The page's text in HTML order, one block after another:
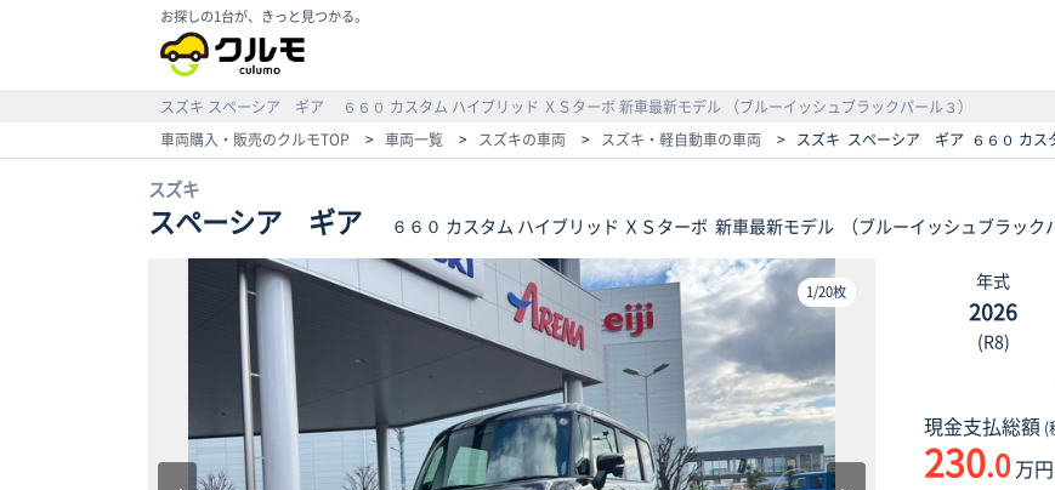
お探しの1台が、きっと見つかる。
スズキ スペーシア ギア ６６０ カスタム ハイブリッド ＸＳターボ 新車最新モデル （ブルーイッシュブラックパール３）
車両購入・販売のクルモTOP
> 車両一覧 > スズキの車両 > スズキ・軽自動車の車両 > スズキ スペーシア ギア ６６０ カス
スズキ
スペーシア ギア ６６０ カスタム ハイブリッド ＸＳターボ 新車最新モデル （ブルーイッシュブラック
1/20枚 年式
2026
(R8)
現金支払総額 (
230.0 万円